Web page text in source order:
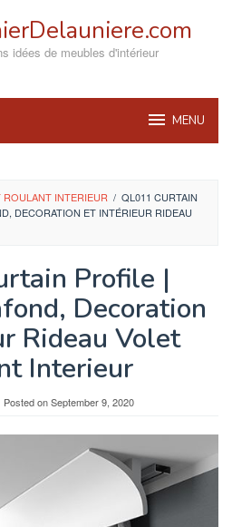
idées de meubles d'intérieur
MENU
ROULANT INTERIEUR / QL011 CURTAIN
DECORATION ET INTÉRIEUR RIDEAU
Profile |
Decoration
Rideau Volet
Interieur
Posted onSeptember 9, 2020